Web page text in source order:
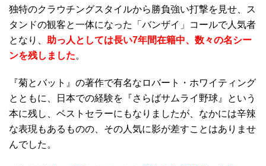
独特のクラウチングスタイルから勝負強い打撃を見せ、ス
タンドの観客と一体になった「バンザイ」コールで人気者
となり、 助っ人としては長い7年間在籍中、数々の名シー
ンを残しました。
『菊とバット』の著作で有名なロバート・ホワイティング
とともに、日本での経験を『さらばサムライ野球』という
本に残し、ベストセラーにもなりましたが、なかには辛辣
な表現もあるものの、その人気に影が差すことはありませ
んでした。